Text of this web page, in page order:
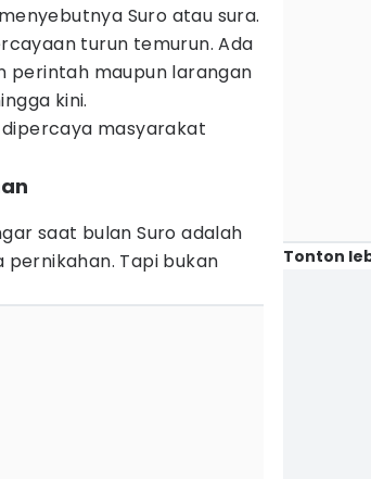
menyebutnya Suro atau sura.
turun temurun. Ada
perintah maupun larangan
kini.
masyarakat
saat bulan Suro adalah
Tapi bukan
Tonton